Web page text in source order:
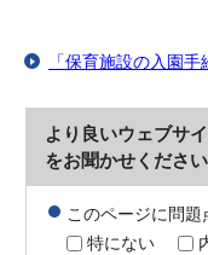
「保育施設の入園
より良いウェブサ
をお聞かせください
このページに問題
特にない